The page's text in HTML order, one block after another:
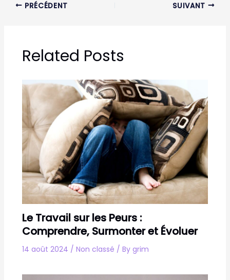
PRÉCÉDENT SUIVANT
Related Posts
Le Travail sur les Peurs :
Comprendre, Surmonter et Évoluer
14 août 2024 / Non classé / By grim